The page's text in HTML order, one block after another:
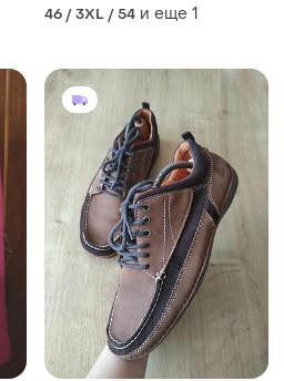
46 / 3XL / 54 и еще 1